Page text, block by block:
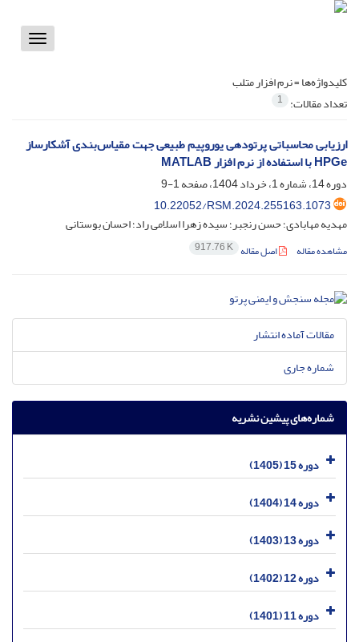
Toggle
کلیدواژه‌ها =نرم افزار متلب
تعداد مقالات: 1
ارزیابی محاسباتی پرتودهی یوروپیم طبیعی جهت مقیاس‌بندی آشکارساز
HPGe با استفاده از نرم افزار MATLAB
دوره 14، شماره 1، خرداد 1404، صفحه
1-9
10.22052/RSM.2024.255163.1073
مهدیه مهابادی؛ حسن رنجبر؛ سیده زهرا اسلامی راد؛ احسان بوستانی
مشاهده مقاله اصل مقاله 917.76 K
مقالات آماده انتشار
شماره جاری
شماره‌های پیشین نشریه
دوره 15 (1405)
دوره 14 (1404)
دوره 13 (1403)
دوره 12 (1402)
دوره 11 (1401)